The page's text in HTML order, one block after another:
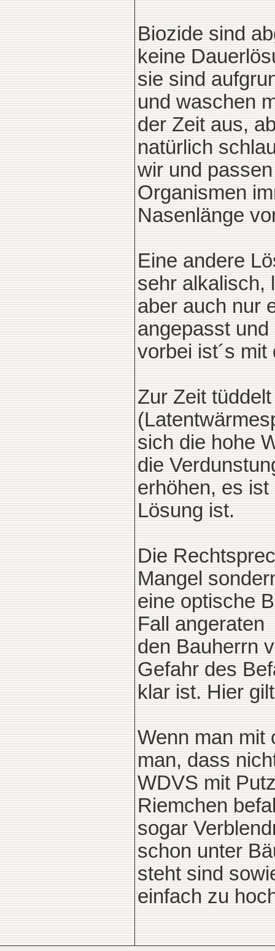
Biozide sind
keine
sie sind
und waschen
der Zeit aus,
natürlich
wir und
Organismen
Nasenlänge
Eine andere
sehr alkalisch,
aber auch nur
angepasst und
vorbei ist´s
Zur Zeit
sich die hohe
die
erhöhen, es
Lösung ist.
Die
Mangel
eine optische
Fall angeraten
den Bauherrn
Gefahr des
klar ist. Hier
Wenn man mit
man, dass
WDVS mit
Riemchen
sogar
schon unter
steht sind
einfach zu